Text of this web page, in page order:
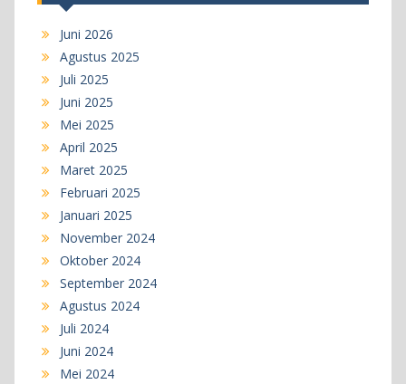
Juni 2026
Agustus 2025
Juli 2025
Juni 2025
Mei 2025
April 2025
Maret 2025
Februari 2025
Januari 2025
November 2024
Oktober 2024
September 2024
Agustus 2024
Juli 2024
Juni 2024
Mei 2024